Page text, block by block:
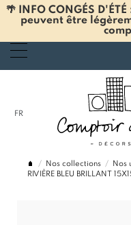
🌴 INFO CONGÉS
peuvent être
FR
Nos collections Nos
RIVIÈRE BLEU BRILLANT